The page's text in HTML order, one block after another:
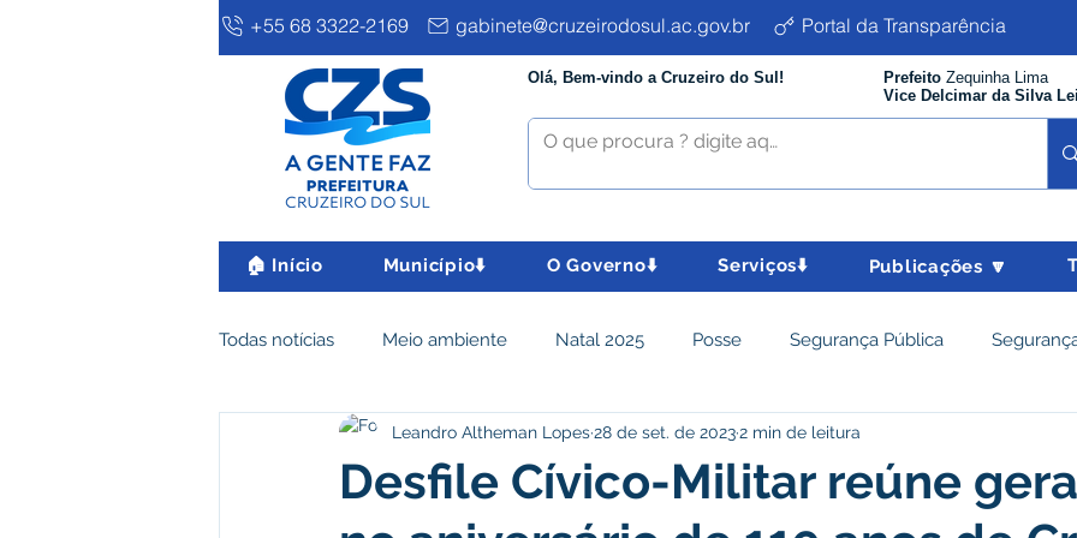
+55 68 3322-2169 gabinete@cruzeirodosul.ac.gov.br Portal da Transparência
Olá, Bem-vindo a Cruzeiro do Sul! Prefeito Zequinha Lima
Vice Delcimar da Silva
🏠 Início Município⬇️ O Governo⬇️ Serviços⬇️ Publicações 🔽
Todas notícias Meio ambiente Natal 2025 Posse Segurança Pública
Clima e Meio Ambiente Assistência Social e Cidadania Parcerias
Desenvolvimento econômico e turismo Tributos Departamento de Limpeza
Desfile Cívico-Militar reúne
Leandro Altheman Lopes28 de set. de 20232 min de leitura